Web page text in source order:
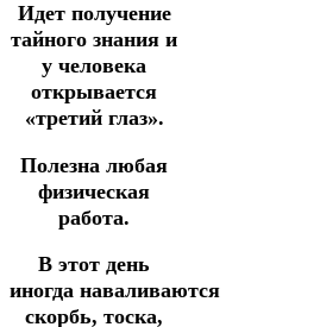
Идет получение
тайного знания и
у человека
открывается
«третий глаз».
Полезна любая
физическая
работа.
В этот день
иногда наваливаются
скорбь, тоска,